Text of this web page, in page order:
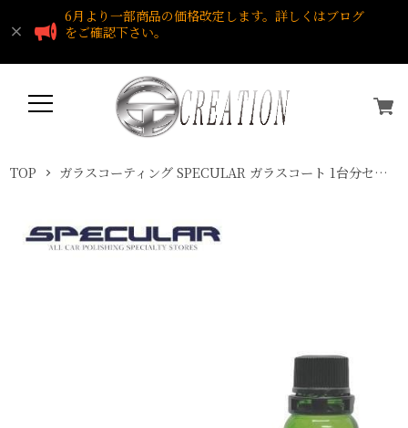
6月より一部商品の価格改定します。詳しくはブログ
をご確認下さい。
TOP ガラスコーティング SPECULAR ガラスコート 1台分セット 全色対応 自動車用 スペキュラー